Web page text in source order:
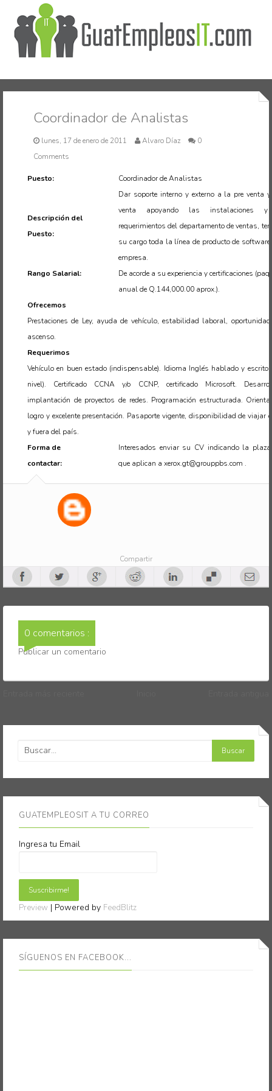
Inicio
Coordinador de Analistas
lunes, 17 de enero de 2011 Alvaro Díaz
0
Comments
Puesto: Coordinador de Analistas
Descripción del
Puesto:
Dar soporte interno y externo a la pre venta
venta apoyando las instalaciones
requerimientos del departamento de ventas,
su cargo toda la línea de producto de
empresa.
Rango Salarial:
De acorde a su experiencia y certificaciones
anual de Q.144,000.00 aprox.).
Ofrecemos
Prestaciones de Ley, ayuda de vehículo, estabilidad laboral,
ascenso.
Requerimos
Vehículo en buen estado (indispensable). Idioma Inglés hablado y escrito
nivel). Certificado CCNA y/o CCNP, certificado Microsoft.
implantación de proyectos de redes. Programación estructurada.
logro y excelente presentación. Pasaporte vigente, disponibilidad de viajar
y fuera del país.
Forma de
contactar:
Interesados enviar su CV indicando la
que aplican a xerox.gt@grouppbs.com .
Compartir
0 comentarios :
Publicar un comentario
GUATEMPLEOSIT A TU CORREO
Ingresa tu Email
Preview | Powered by FeedBlitz
SÍGUENOS EN FACEBOOK...